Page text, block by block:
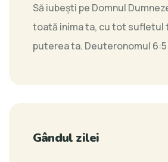
Să iubeşti pe Domnul
toată inima ta, cu tot sufletul
puterea ta. Deuteronomul 6:5
Gândul zilei